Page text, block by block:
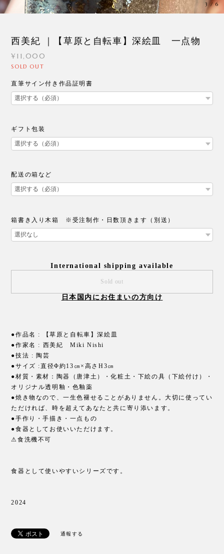
3 /6
西美紀 ｜【草原と自転車】深絵皿 一点物
¥11,000
SOLD OUT
直筆サイン付き作品証明書
ギフト包装
配送の箱など
箱書き入り木箱 ※受注制作・日数頂きます（別送）
International shipping available
Sold out
日本国内にお住まいの方向け
●作品名 : 【草原と自転車】深絵皿
●作家名 : 西美紀 Miki Nishi
●技法 : 陶芸
●サイズ :直径Φ約13㎝×高さH3㎝
●材質・素材：陶器（唐津土）・化粧土・下絵の具（下絵付け）・
オリジナル透明釉・色釉薬
●焼き物なので、一生色褪せることがありません。大切に使ってい
ただければ、時を超えてあなたと共に寄り添います。
●手作り・手描き・一点もの
●食器としてお使いいただけます。
⚠︎食洗機不可
食器として使いやすいシリーズです。
2024
通報する